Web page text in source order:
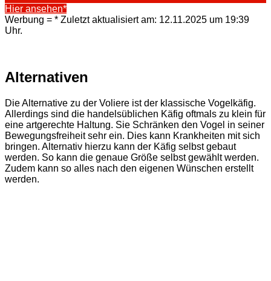
Hier ansehen*
Werbung = * Zuletzt aktualisiert am: 12.11.2025 um 19:39
Uhr.
Alternativen
Die Alternative zu der Voliere ist der klassische Vogelkäfig.
Allerdings sind die handelsüblichen Käfig oftmals zu klein für
eine artgerechte Haltung. Sie Schränken den Vogel in seiner
Bewegungsfreiheit sehr ein. Dies kann Krankheiten mit sich
bringen. Alternativ hierzu kann der Käfig selbst gebaut
werden. So kann die genaue Größe selbst gewählt werden.
Zudem kann so alles nach den eigenen Wünschen erstellt
werden.